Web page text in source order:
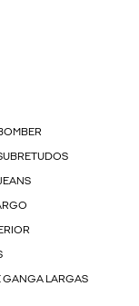
GANGA LARGAS